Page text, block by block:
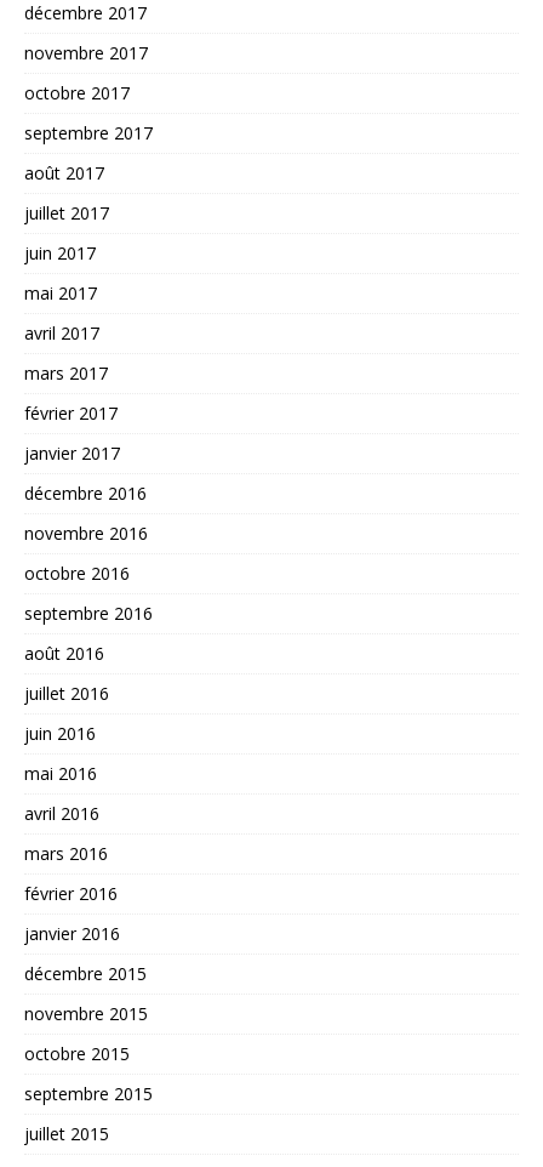
décembre 2017
novembre 2017
octobre 2017
septembre 2017
août 2017
juillet 2017
juin 2017
mai 2017
avril 2017
mars 2017
février 2017
janvier 2017
décembre 2016
novembre 2016
octobre 2016
septembre 2016
août 2016
juillet 2016
juin 2016
mai 2016
avril 2016
mars 2016
février 2016
janvier 2016
décembre 2015
novembre 2015
octobre 2015
septembre 2015
juillet 2015